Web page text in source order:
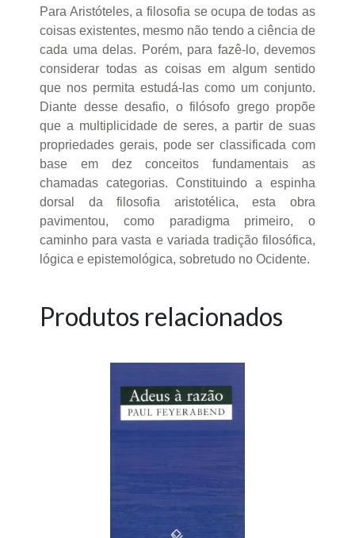
Para Aristóteles, a filosofia se ocupa de todas as
coisas existentes, mesmo não tendo a ciência de
cada uma delas. Porém, para fazê-lo, devemos
considerar todas as coisas em algum sentido
que nos permita estudá-las como um conjunto.
Diante desse desafio, o filósofo grego propõe
que a multiplicidade de seres, a partir de suas
propriedades gerais, pode ser classificada com
base em dez conceitos fundamentais as
chamadas categorias. Constituindo a espinha
dorsal da filosofia aristotélica, esta obra
pavimentou, como paradigma primeiro, o
caminho para vasta e variada tradição filosófica,
lógica e epistemológica, sobretudo no Ocidente.
Produtos relacionados